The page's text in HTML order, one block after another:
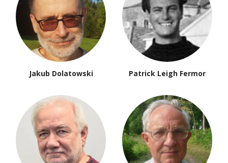
Jakub Dolatowski Patrick Leigh Fermor